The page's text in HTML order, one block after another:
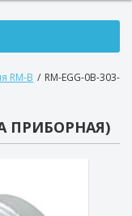
RM-B / RM-EGG-0B-303-
ПРИБОРНАЯ)